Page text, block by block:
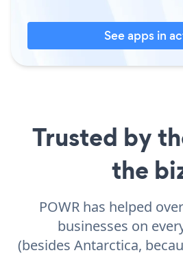
See apps in
Trusted by
the
POWR has helped
businesses on
(besides Antarctica,